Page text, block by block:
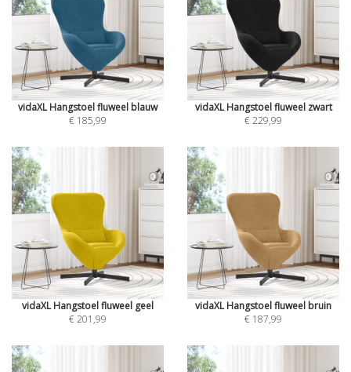
vidaXL Hangstoel fluweel blauw
€ 185,99
vidaXL Hangstoel fluweel zwart
€ 229,99
vidaXL Hangstoel fluweel geel
€ 201,99
vidaXL Hangstoel fluweel bruin
€ 187,99